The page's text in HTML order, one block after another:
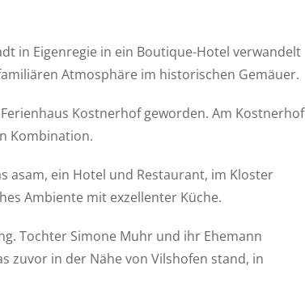
in Eigenregie in ein Boutique-Hotel verwandelt
Atmosphäre im historischen Gemäuer.
Kostnerhof geworden. Am Kostnerhof
Kombination.
asam, ein Hotel und Restaurant, im Kloster
Ambiente mit exzellenter Küche.
Tochter Simone Muhr und ihr Ehemann
zuvor in der Nähe von Vilshofen stand, in